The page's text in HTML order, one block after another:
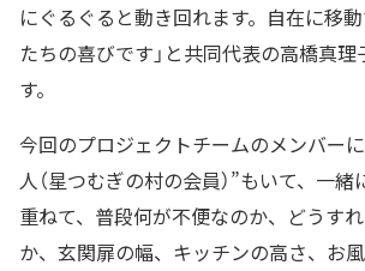
にぐるぐると動き回れます。自在に移
たちの喜びです」と共同代表の高橋真
す。
今回のプロジェクトチームのメンバー
人（星つむぎの村の会員）”もいて、一
重ねて、普段何が不便なのか、どうす
か、玄関扉の幅、キッチンの高さ、お